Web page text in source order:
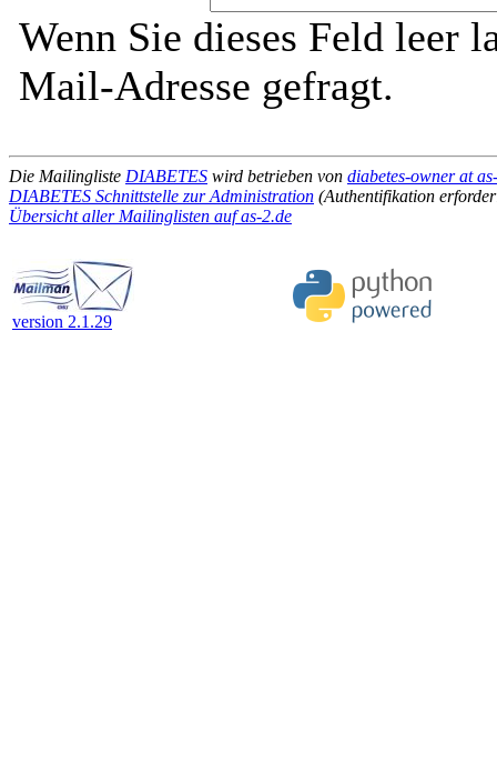
Wenn Sie dieses Feld leer
Mail-Adresse gefragt.
Die Mailingliste DIABETES wird betrieben von diabetes-owner at
DIABETES Schnittstelle zur Administration (Authentifikation
Übersicht aller Mailinglisten auf as-2.de
version 2.1.29